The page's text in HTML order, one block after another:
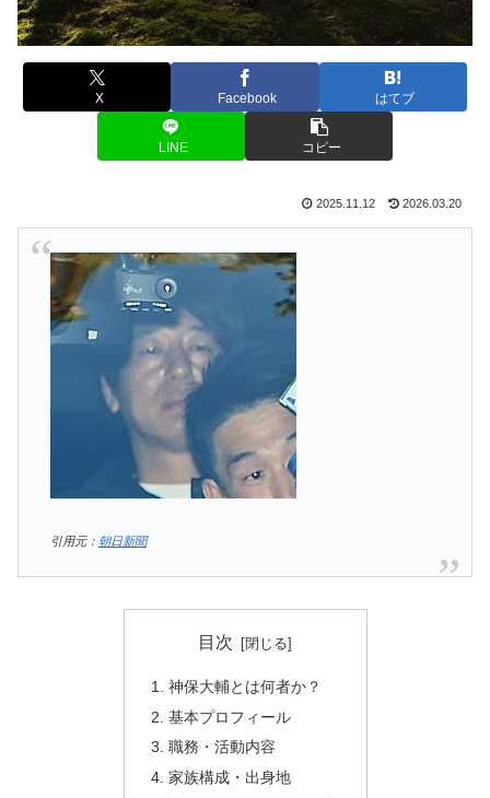
X Facebook はてブ
LINE コピー
2025.11.12 2026.03.20
引用元： 朝日新聞
目次
神保大輔とは何者か？
基本プロフィール
職務・活動内容
家族構成・出身地